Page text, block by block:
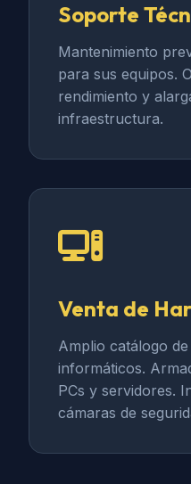
Soporte
Mantenimiento
para sus equipos.
rendimiento y
infraestructura.
Venta de
Amplio catálogo
informáticos.
PCs y servidores.
cámaras de